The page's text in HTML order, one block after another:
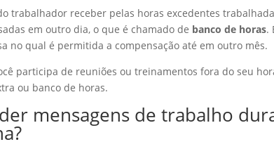
trabalhador receber pelas horas excedentes
em outro dia, o que é chamado de banco de horas.
no qual é permitida a compensação até em outro mês.
participa de reuniões ou treinamentos fora do seu
ou banco de horas.
mensagens de trabalho